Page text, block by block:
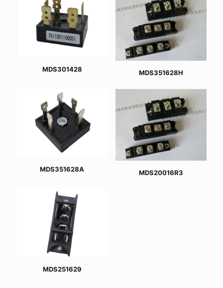
MDS301428 MDS351628H
MDS351628A MDS20016R3
MDS251629